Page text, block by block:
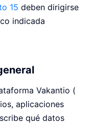
15 deben dirigirse
indicada
Vakantio (
aplicaciones
qué datos